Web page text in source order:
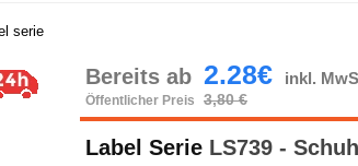
serie
Bereits ab 2.28€ inkl.
Öffentlicher Preis 3,80 €
Label Serie LS739 -